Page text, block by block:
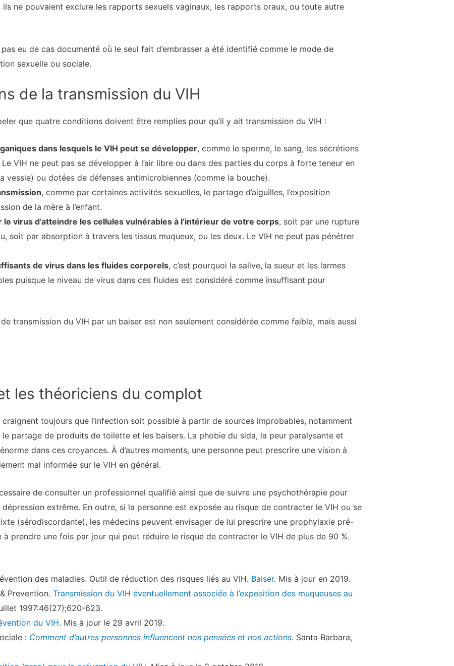
ils ne pouvaient exclure les rapports sexuels vaginaux, les rapports oraux, ou toute autre
eu de cas documenté où le seul fait d’embrasser a été identifié comme le mode de
sexuelle ou sociale.
de la transmission du VIH
que quatre conditions doivent être remplies pour qu’il y ait transmission du VIH :
dans lesquels le VIH peut se développer, comme le sperme, le sang, les sécrétions
VIH ne peut pas se développer à l’air libre ou dans des parties du corps à forte teneur en
vessie) ou dotées de défenses antimicrobiennes (comme la bouche).
, comme par certaines activités sexuelles, le partage d’aiguilles, l’exposition
de la mère à l’enfant.
virus d’atteindre les cellules vulnérables à l’intérieur de votre corps, soit par une rupture
soit par absorption à travers les tissus muqueux, ou les deux. Le VIH ne peut pas pénétrer
de virus dans les fluides corporels, c’est pourquoi la salive, la sueur et les larmes
puisque le niveau de virus dans ces fluides est considéré comme insuffisant pour
transmission du VIH par un baiser est non seulement considérée comme faible, mais aussi
les théoriciens du complot
toujours que l’infection soit possible à partir de sources improbables, notamment
partage de produits de toilette et les baisers. La phobie du sida, la peur paralysante et
dans ces croyances. À d’autres moments, une personne peut prescrire une vision à
mal informée sur le VIH en général.
de consulter un professionnel qualifié ainsi que de suivre une psychothérapie pour
extrême. En outre, si la personne est exposée au risque de contracter le VIH ou se
(sérodiscordante), les médecins peuvent envisager de lui prescrire une prophylaxie pré-
à prendre une fois par jour qui peut réduire le risque de contracter le VIH de plus de 90 %.
des maladies. Outil de réduction des risques liés au VIH. Baiser. Mis à jour en 2019.
Prevention. Transmission du VIH éventuellement associée à l’exposition des muqueuses au
1997:46(27);620-623.
du VIH. Mis à jour le 29 avril 2019.
: Comment d’autres personnes influencent nos pensées et nos actions. Santa Barbara,